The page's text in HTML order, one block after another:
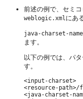
前述の例で、セミ
weblogic.xmlにあ
java-charset-name
ます。
以下の例では、パ
す。
<input-charset>
<resource-path>/
<java-charset-